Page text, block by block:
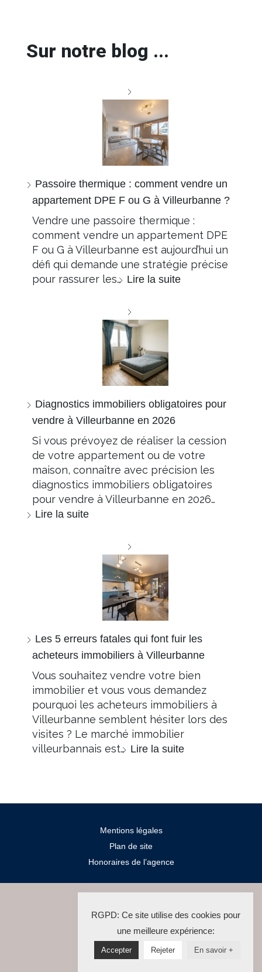
Sur notre blog ...
Passoire thermique : comment vendre un
appartement DPE F ou G à Villeurbanne ?
Vendre une passoire thermique :
comment vendre un appartement DPE
F ou G à Villeurbanne est aujourd’hui un
défi qui demande une stratégie précise
pour rassurer les… Lire la suite
Diagnostics immobiliers obligatoires pour
vendre à Villeurbanne en 2026
Si vous prévoyez de réaliser la cession
de votre appartement ou de votre
maison, connaître avec précision les
diagnostics immobiliers obligatoires
pour vendre à Villeurbanne en 2026…
Lire la suite
Les 5 erreurs fatales qui font fuir les
acheteurs immobiliers à Villeurbanne
Vous souhaitez vendre votre bien
immobilier et vous vous demandez
pourquoi les acheteurs immobiliers à
Villeurbanne semblent hésiter lors des
visites ? Le marché immobilier
villeurbannais est… Lire la suite
Mentions légales
Plan de site
Honoraires de l’agence
La Solution Immo
RGPD: Ce site utilise des cookies pour
une meilleure expérience:
Accepter Rejeter En savoir +